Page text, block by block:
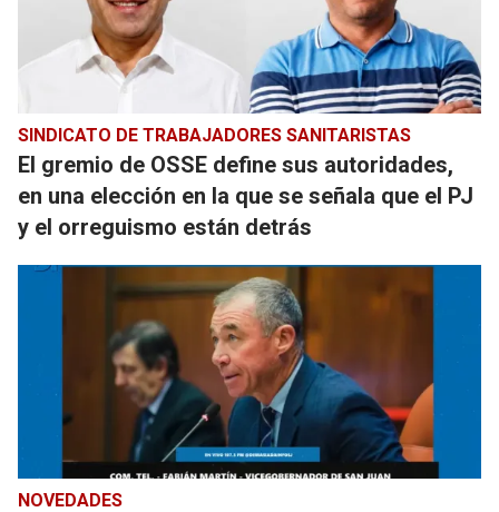
SINDICATO DE TRABAJADORES SANITARISTAS
El gremio de OSSE define sus autoridades,
en una elección en la que se señala que el PJ
y el orreguismo están detrás
NOVEDADES